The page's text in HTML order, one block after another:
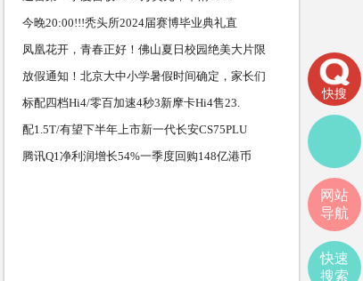
今晚20:00!!!秃头所2024届赛博毕业典礼直
凤凰花开，青春正好！佛山夏日校园绝美大片限
放假通知！北京大中小学暑假时间确定，家长们
标配四档Hi4/零百加速4秒3新摩卡Hi4售23.
配1.5T/有望下半年上市新一代长安CS75PLU
腾讯Q1净利润增长54%一季度回购148亿港币
快搜
网站
导航
快速
搜索